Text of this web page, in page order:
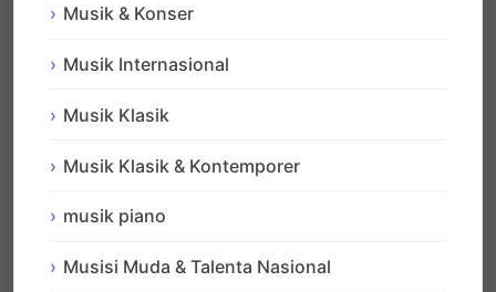
Musik & Konser
Musik Internasional
Musik Klasik
Musik Klasik & Kontemporer
musik piano
Musisi Muda & Talenta Nasional